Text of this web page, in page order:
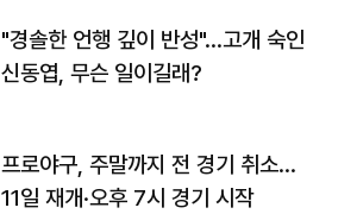
"경솔한 언행 깊이 반성"…고개 숙인
신동엽, 무슨 일이길래?
프로야구, 주말까지 전 경기 취소…
11일 재개·오후 7시 경기 시작